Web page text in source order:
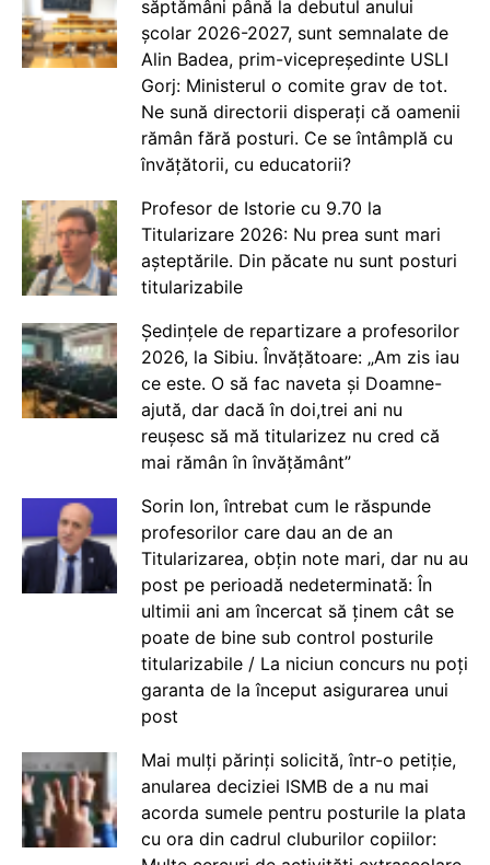
săptămâni până la debutul anului
școlar 2026-2027, sunt semnalate de
Alin Badea, prim-vicepreședinte USLI
Gorj: Ministerul o comite grav de tot.
Ne sună directorii disperați că oamenii
rămân fără posturi. Ce se întâmplă cu
învățătorii, cu educatorii?
Profesor de Istorie cu 9.70 la
Titularizare 2026: Nu prea sunt mari
așteptările. Din păcate nu sunt posturi
titularizabile
Ședințele de repartizare a profesorilor
2026, la Sibiu. Învățătoare: „Am zis iau
ce este. O să fac naveta și Doamne-
ajută, dar dacă în doi,trei ani nu
reușesc să mă titularizez nu cred că
mai rămân în învățământ”
Sorin Ion, întrebat cum le răspunde
profesorilor care dau an de an
Titularizarea, obțin note mari, dar nu au
post pe perioadă nedeterminată: În
ultimii ani am încercat să ținem cât se
poate de bine sub control posturile
titularizabile / La niciun concurs nu poți
garanta de la început asigurarea unui
post
Mai mulți părinți solicită, într-o petiție,
anularea deciziei ISMB de a nu mai
acorda sumele pentru posturile la plata
cu ora din cadrul cluburilor copiilor: